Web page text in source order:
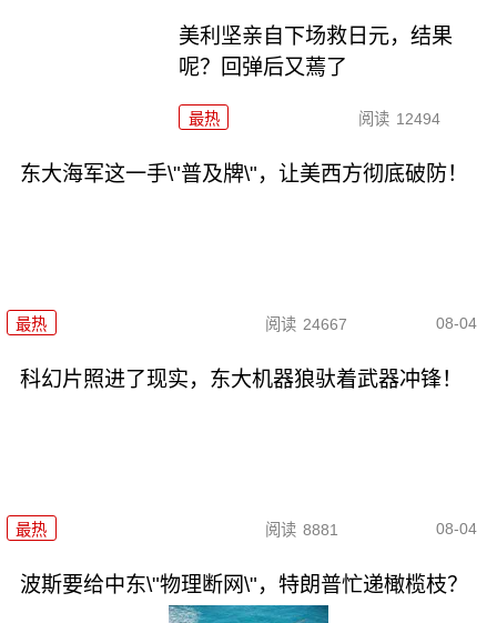
美利坚亲自下场救日元，结果
呢？回弹后又蔫了
最热 阅读 12494
东大海军这一手\"普及牌\"，让美西方彻底破防！
最热 阅读 24667 08-04
科幻片照进了现实，东大机器狼驮着武器冲锋！
最热 阅读 8881 08-04
波斯要给中东\"物理断网\"，特朗普忙递橄榄枝？